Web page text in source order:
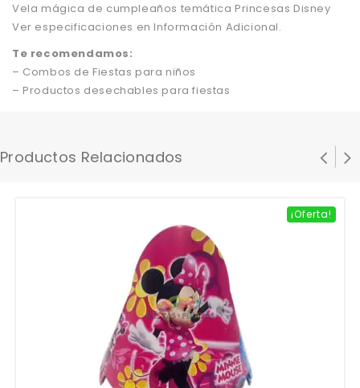
Vela mágica de cumpleaños temática Princesas Disney
Ver especificaciones en Información Adicional.
Te recomendamos:
– Combos de Fiestas para niños
– Productos desechables para fiestas
Productos Relacionados
¡Oferta!